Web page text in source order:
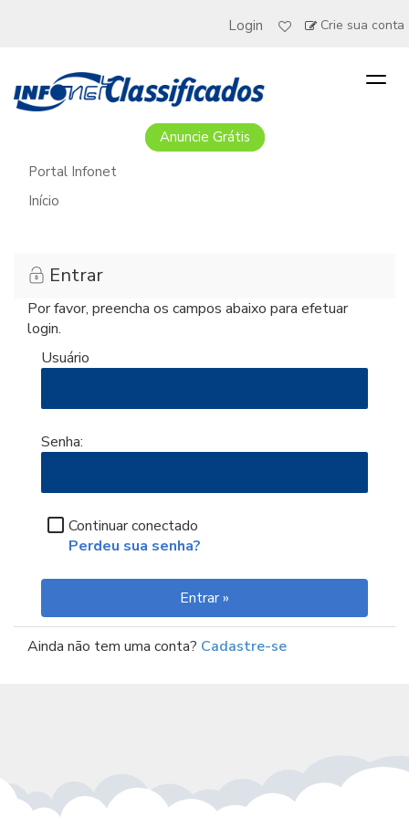
Login Crie sua conta
Anuncie Grátis
Portal Infonet
Início
Entrar
Por favor, preencha os campos abaixo para efetuar
login.
Usuário
Senha:
Continuar conectado
Perdeu sua senha?
Ainda não tem uma conta? Cadastre-se